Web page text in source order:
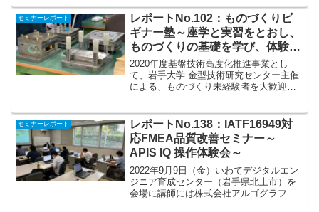
セミナーレポート
レポートNo.102：ものづくりビ
ギナー塾～座学と実習をとおし、
ものづくりの基礎を学び、体験す
る
2020年度基盤技術高度化推進事業とし
て、岩手大学 金型技術研究センター主催
による、ものづくり未経験者を大歓迎と
（水）、25日（木）の全2回。 時間は13
時～17時。...
セミナーレポート
レポートNo.138：IATF16949対
応FMEA品質改善セミナー～
APIS IQ 操作体験会～
2022年9月9日（金）いわてデジタルエン
ジニア育成センター（岩手県北上市）を
会場に講師には株式会社アルゴグラフィ